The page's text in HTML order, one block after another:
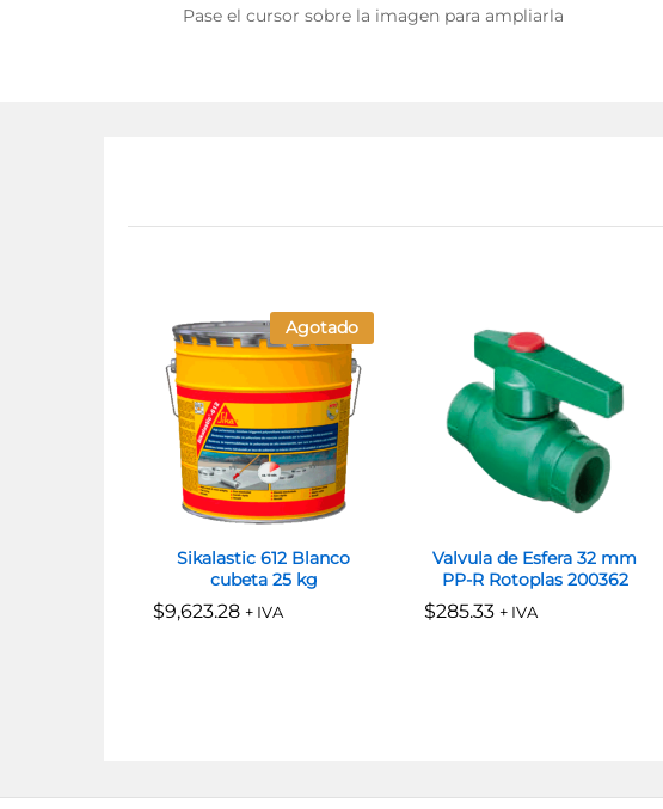
Pase el cursor sobre la imagen para ampliarla
Agotado
Sikalastic 612 Blanco
cubeta 25 kg
$9,623.28 + IVA
$9,623.28
Valvula de Esfera 32 mm
PP-R Rotoplas 200362
$285.33 + IVA
$285.33